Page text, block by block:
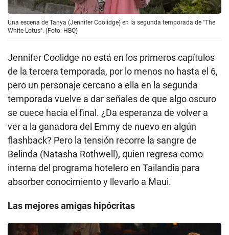
Una escena de Tanya (Jennifer Coolidge) en la segunda temporada de "The
White Lotus". (Foto: HBO)
Jennifer Coolidge no está en los primeros capítulos
de la tercera temporada, por lo menos no hasta el 6,
pero un personaje cercano a ella en la segunda
temporada vuelve a dar señales de que algo oscuro
se cuece hacia el final. ¿Da esperanza de volver a
ver a la ganadora del Emmy de nuevo en algún
flashback? Pero la tensión recorre la sangre de
Belinda (Natasha Rothwell), quien regresa como
interna del programa hotelero en Tailandia para
absorber conocimiento y llevarlo a Maui.
Las mejores amigas hipócritas